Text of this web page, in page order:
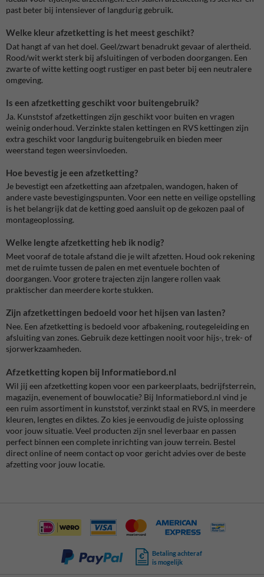
past beter bij intensiever of langdurig gebruik.
Welke kleur afzetketting is het meest geschikt?
Dat hangt af van het doel. Geel/zwart benadrukt gevaar of alertheid.
Rood/wit werkt sterk bij afsluitingen of verboden doorgangen. Een
zwarte of witte ketting oogt rustiger en past beter bij een neutralere
omgeving.
Is een afzetketting geschikt voor buitengebruik?
Ja. Kunststof afzetkettingen zijn geschikt voor buiten en vragen
weinig onderhoud. Verzinkte stalen kettingen en RVS kettingen zijn
extra geschikt voor langdurig buitengebruik en bieden meer
weerstand tegen weersinvloeden.
Hoe bevestig je een afzetketting?
Je bevestigt een afzetketting aan afzetpalen, wandogen, haken of
andere vaste bevestigingspunten. Voor een nette en veilige opstelling
is het belangrijk dat de ketting goed aansluit op de gekozen paal of
montageoplossing.
Welke lengte afzetketting heb ik nodig?
Meet vooraf de totale afstand die je wilt afzetten. Houd ook rekening
met de ruimte tussen de palen en met eventuele bochten of
doorgangen. Voor grotere trajecten zijn langere rollen vaak
praktischer dan meerdere korte stukken.
Zijn afzetkettingen bedoeld voor het hijsen van lasten?
Nee. Een afzetketting is bedoeld voor afbakening, routegeleiding en
afsluiting van zones. Gebruik deze kettingen nooit voor hijs-, trek- of
sjorwerkzaamheden.
Afzetketting kopen bij Informatiebord.nl
Wil jij een afzetketting kopen voor een parkeerplaats, bedrijfsterrein,
magazijn, evenement of bouwlocatie? Bij Informatiebord.nl vind je
een ruim assortiment in kunststof, verzinkt staal en RVS, in meerdere
kleuren, lengtes en diktes. Zo kies je eenvoudig de juiste oplossing
voor jouw situatie. Veel producten zijn snel leverbaar en passen
perfect binnen een complete inrichting van jouw terrein. Bestel
direct online of neem contact op voor gericht advies over de beste
afzetting voor jouw locatie.
Betaling achteraf
is mogelijk